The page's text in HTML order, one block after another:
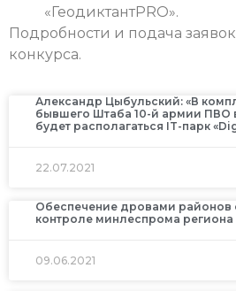
«ГеодиктантPRO».
Подробности и подача
конкурса.
Александр Цыбульский: «В
бывшего Штаба 10-й армии ПВО
будет располагаться IT-парк
22.07.2021
Обеспечение дровами районов
контроле минлеспрома региона
09.06.2021